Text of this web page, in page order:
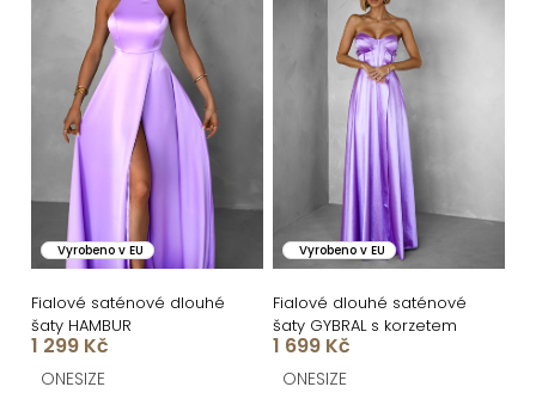
u
k
t
ů
r
o
d
u
k
Vyrobeno v EU
Fialové saténové dlouhé
šaty HAMBUR
1 299 Kč
ONESIZE
Vyrobeno v EU
Fialové dlouhé saténové
šaty GYBRAL s korzetem
1 699 Kč
ONESIZE